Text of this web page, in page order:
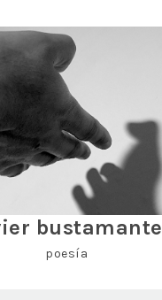
bustamante
poesía